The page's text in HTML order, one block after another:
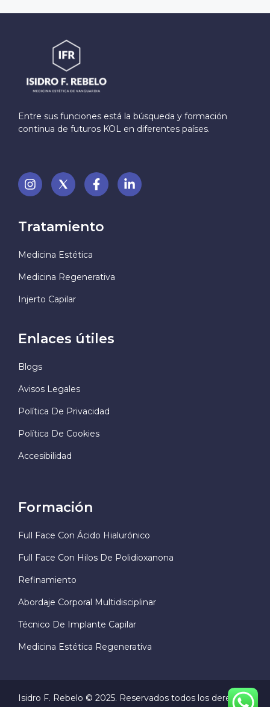
Entre sus funciones está la búsqueda y formación
continua de futuros KOL en diferentes países.
Tratamiento
Medicina Estética
Medicina Regenerativa
Injerto Capilar
Enlaces útiles
Blogs
Avisos Legales
Política De Privacidad
Política De Cookies
Accesibilidad
Formación
Full Face Con Ácido Hialurónico
Full Face Con Hilos De Polidioxanona
Refinamiento
Abordaje Corporal Multidisciplinar
Técnico De Implante Capilar
Medicina Estética Regenerativa
Isidro F. Rebelo © 2025. Reservados todos los derechos.